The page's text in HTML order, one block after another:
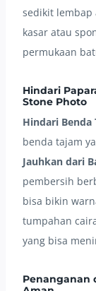
sedikit lembap
kasar atau
permukaan
Hindari
Stone Photo
Hindari Benda
benda tajam
Jauhkan dari
pembersih
bisa bikin
tumpahan
yang bisa
Penanganan